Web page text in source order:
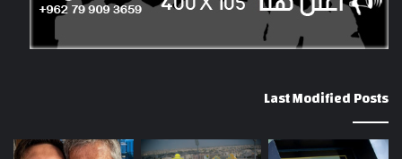
Last Modified Posts